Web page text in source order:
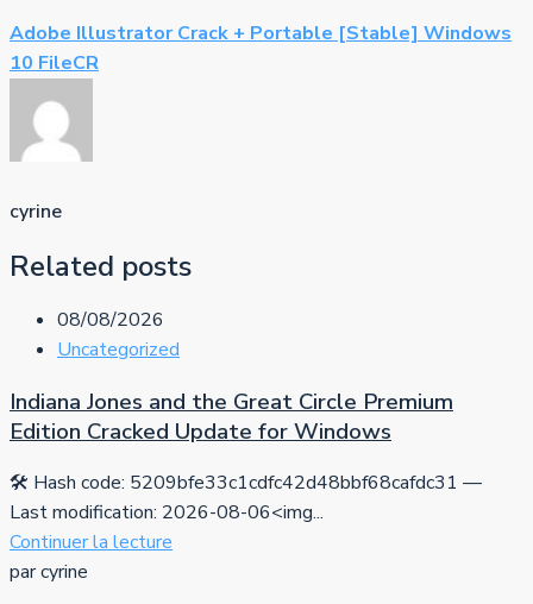
Adobe Illustrator Crack + Portable [Stable] Windows
10 FileCR
cyrine
Related posts
08/08/2026
Uncategorized
Indiana Jones and the Great Circle Premium
Edition Cracked Update for Windows
🛠 Hash code: 5209bfe33c1cdfc42d48bbf68cafdc31 —
Last modification: 2026-08-06<img...
Continuer la lecture
par cyrine